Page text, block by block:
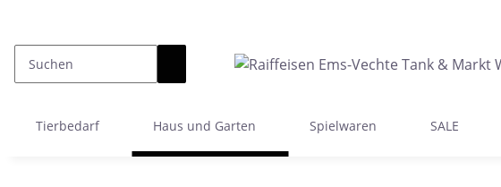
Tierbedarf Haus und Garten Spielwaren SALE